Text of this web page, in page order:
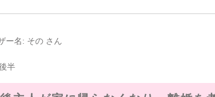
ー名: その さん
半